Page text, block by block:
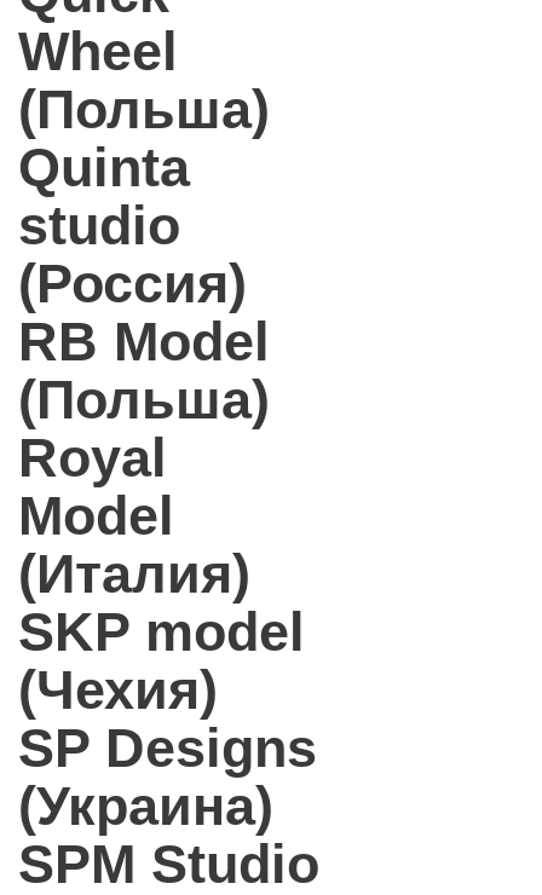
Wheel
(Польша)
Quinta
studio
(Россия)
RB Model
(Польша)
Royal
Model
(Италия)
SKP model
(Чехия)
SP Designs
(Украина)
SPM Studio